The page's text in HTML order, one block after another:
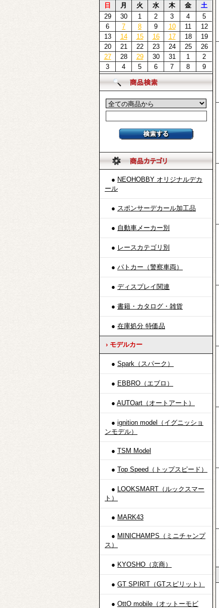
日
月 火 水 木 金
土
29
30 1 2 3 4
5
6
7 8 9 10 11
12
13
14 15 16 17 18
19
20
21 22 23 24 25
26
27
28 29 30 31 1
2
3
4 5 6 7 8 9
● NEOHOBBY オリジナルデカ
ール
● スポンサーデカール加工品
● 自動車メーカー別
● レースカテゴリ別
● パトカー（警察車両）
● ディスプレイ関連
● 書籍・カタログ・雑貨
● 在庫処分 特価品
› モデルカー
● Spark（スパーク）
● EBBRO（エブロ）
● AUTOart（オートアート）
● ignition model（イグニッショ
ンモデル）
● TSM Model
● Top Speed（トップスピード）
● LOOKSMART（ルックスマー
ト）
● MARK43
● MINICHAMPS（ミニチャンプ
ス）
● KYOSHO（京商）
● GT SPIRIT（GTスピリット）
● OttO mobile（オットーモビ